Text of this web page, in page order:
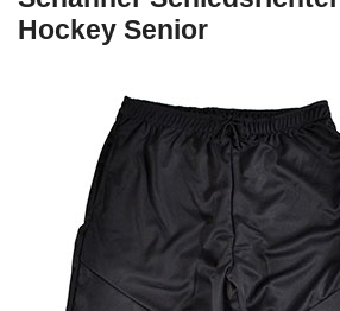
Hockey Senior